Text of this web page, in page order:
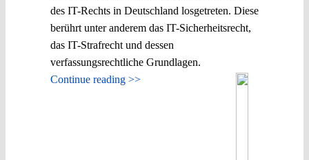
des IT-Rechts in Deutschland losgetreten. Diese
berührt unter anderem das IT-Sicherheitsrecht,
das IT-Strafrecht und dessen
verfassungsrechtliche Grundlagen.
Continue reading >>